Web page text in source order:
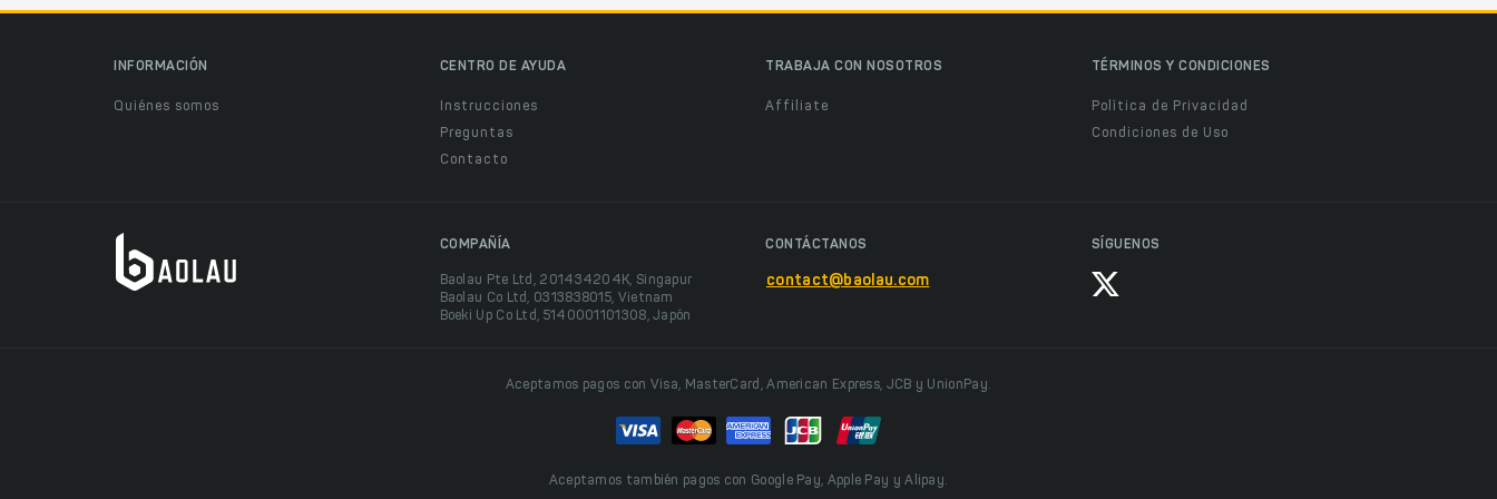
INFORMACIÓN
Quiénes somos
CENTRO DE AYUDA
Instrucciones
Preguntas
Contacto
TRABAJA CON NOSOTROS
Affiliate
TÉRMINOS Y CONDICIONES
Política de Privacidad
Condiciones de Uso
COMPAÑÍA
Baolau Pte Ltd, 201434204K, Singapur
Baolau Co Ltd, 0313838015, Vietnam
Boeki Up Co Ltd, 5140001101308, Japón
CONTÁCTANOS
contact@baolau.com
SÍGUENOS
Aceptamos pagos con Visa, MasterCard, American Express, JCB y UnionPay.
Aceptamos también pagos con Google Pay, Apple Pay y Alipay.